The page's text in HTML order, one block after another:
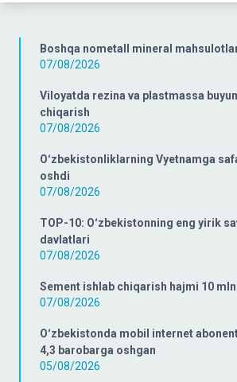
Boshqa nometall mineral
07/08/2026
Viloyatda rezina va plastmassa
chiqarish
07/08/2026
Oʻzbekistonliklarning Vyetnamga
oshdi
07/08/2026
TOP-10: Oʻzbekistonning eng yirik
davlatlari
07/08/2026
Sement ishlab chiqarish hajmi 10
07/08/2026
Oʻzbekistonda mobil internet
4,3 barobarga oshgan
05/08/2026